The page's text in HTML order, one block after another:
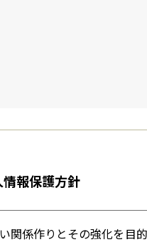
報保護方針
係作りとその強化を目